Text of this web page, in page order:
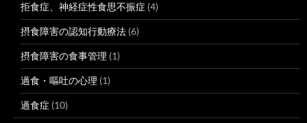
拒食症、神経症性食思不振症 (4)
摂食障害の認知行動療法 (6)
摂食障害の食事管理 (1)
過食・嘔吐の心理 (1)
過食症 (10)